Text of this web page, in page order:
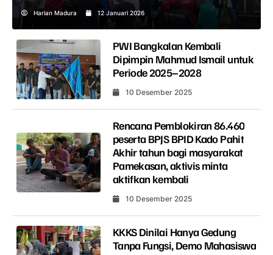
Harian Madura 12 Januari 2026
PWI Bangkalan Kembali
Dipimpin Mahmud Ismail untuk
Periode 2025–2028
10 Desember 2025
Rencana Pemblokiran 86.460
peserta BPJS BPID Kado Pahit
Akhir tahun bagi masyarakat
Pamekasan, aktivis minta
aktifkan kembali
10 Desember 2025
KKKS Dinilai Hanya Gedung
Tanpa Fungsi, Demo Mahasiswa